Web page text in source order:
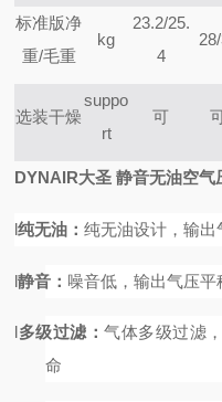
标准版净
重/毛重
kg
23.2/25.
4
选装干燥
suppo
rt
可
DYNAIR大圣 静音无油空气
l纯无油：纯无油设计，输
l静音 ： 噪音低，输出气压
l多级过滤：气体多级过滤
命